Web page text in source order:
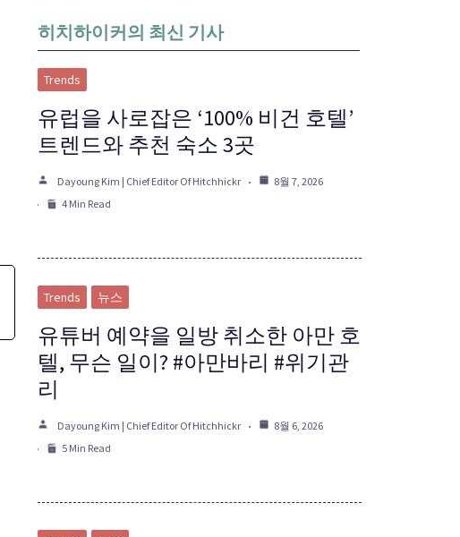
히치하이커의 최신 기사
Trends
유럽을 사로잡은 ‘100% 비건 호텔’
트렌드와 추천 숙소 3곳
Dayoung Kim | Chief Editor Of Hitchhickr
8월 7, 2026
4 Min Read
Trends 뉴스
유튜버 예약을 일방 취소한 아만 호
텔, 무슨 일이? #아만바리 #위기관
리
Dayoung Kim | Chief Editor Of Hitchhickr
8월 6, 2026
5 Min Read